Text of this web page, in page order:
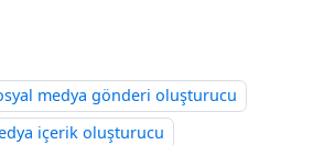
medya gönderi oluşturucu
içerik oluşturucu